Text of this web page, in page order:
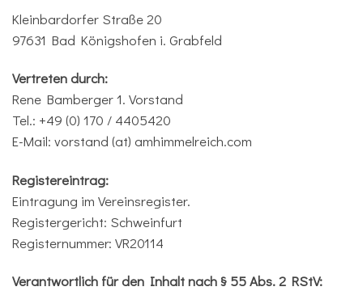
Kleinbardorfer Straße 20
97631 Bad Königshofen i. Grabfeld
Vertreten durch:
Rene Bamberger 1. Vorstand
Tel.: +49 (0) 170 / 4405420
E-Mail: vorstand (at) amhimmelreich.com
Registereintrag:
Eintragung im Vereinsregister.
Registergericht: Schweinfurt
Registernummer: VR20114
Verantwortlich für den Inhalt nach § 55 Abs. 2 RStV: